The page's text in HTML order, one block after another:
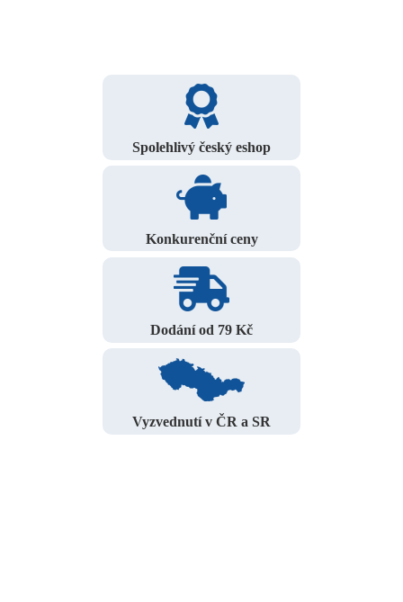
Spolehlivý český eshop
Konkurenční ceny
Dodání od 79 Kč
Vyzvednutí v ČR a SR